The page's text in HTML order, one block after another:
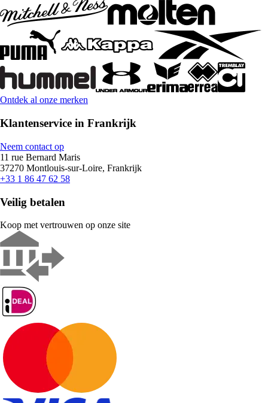
Ontdek al onze merken
Klantenservice in Frankrijk
Neem contact op
11 rue Bernard Maris
37270 Montlouis-sur-Loire, Frankrijk
+33 1 86 47 62 58
Veilig betalen
Koop met vertrouwen op onze site